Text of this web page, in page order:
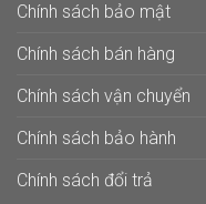
Chính sách bảo mật
Chính sách bán hàng
Chính sách vận chuyển
Chính sách bảo hành
Chính sách đổi trả